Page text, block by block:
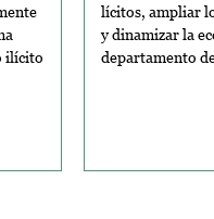
ilícito
lícitos, ampliar
y dinamizar la
departamento